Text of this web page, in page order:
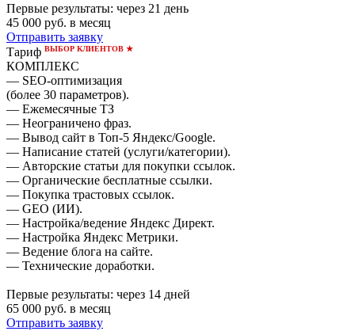
Первые результаты: через 21 день
45 000 руб. в месяц
Отправить заявку
Тариф ВЫБОР КЛИЕНТОВ ★
КОМПЛЕКС
— SEO-оптимизация
(более 30 параметров).
— Ежемесячные ТЗ
— Неограничено фраз.
— Вывод сайт в Топ-5 Яндекс/Google.
— Написание статей (услуги/категории).
— Авторские статьи для покупки ссылок.
— Органические бесплатные ссылки.
— Покупка трастовых ссылок.
— GEO (ИИ).
— Настройка/ведение Яндекс Директ.
— Настройка Яндекс Метрики.
— Ведение блога на сайте.
— Технические доработки.
Первые результаты: через 14 дней
65 000 руб. в месяц
Отправить заявку